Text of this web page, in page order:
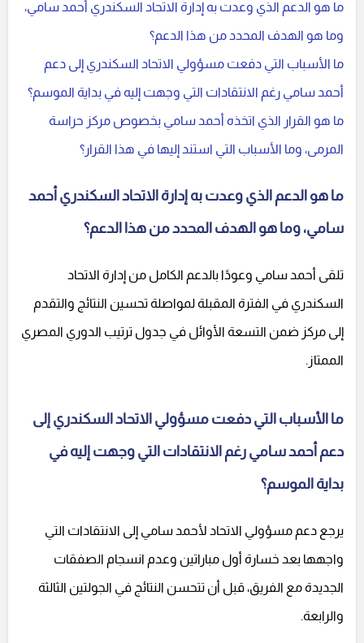
ما هو الدعم الذي وعدت به إدارة الاتحاد السكندري أحمد سامي،
وما هو الهدف المحدد من هذا الدعم؟
ما الأسباب التي دفعت مسؤولي الاتحاد السكندري إلى دعم
أحمد سامي رغم الانتقادات التي وجهت إليه في بداية الموسم؟
ما هو القرار الذي اتخذه أحمد سامي بخصوص مركز حراسة
المرمى، وما الأسباب التي استند إليها في هذا القرار؟
ما هو الدعم الذي وعدت به إدارة الاتحاد السكندري أحمد
سامي، وما هو الهدف المحدد من هذا الدعم؟
تلقى أحمد سامي وعودًا بالدعم الكامل من إدارة الاتحاد
السكندري في الفترة المقبلة لمواصلة تحسين النتائج والتقدم
إلى مركز ضمن التسعة الأوائل في جدول ترتيب الدوري المصري
الممتاز.
ما الأسباب التي دفعت مسؤولي الاتحاد السكندري إلى
دعم أحمد سامي رغم الانتقادات التي وجهت إليه في
بداية الموسم؟
يرجع دعم مسؤولي الاتحاد لأحمد سامي إلى الانتقادات التي
واجهها بعد خسارة أول مباراتين وعدم انسجام الصفقات
الجديدة مع الفريق، قبل أن تتحسن النتائج في الجولتين الثالثة
والرابعة.